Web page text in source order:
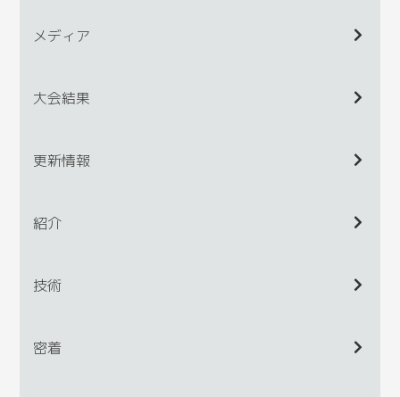
メディア
大会結果
更新情報
紹介
技術
密着